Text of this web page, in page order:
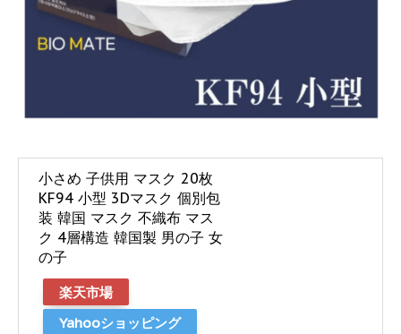
小さめ 子供用 マスク 20枚
KF94 小型 3Dマスク 個別包
装 韓国 マスク 不織布 マス
ク 4層構造 韓国製 男の子 女
の子
楽天市場
Yahooショッピング